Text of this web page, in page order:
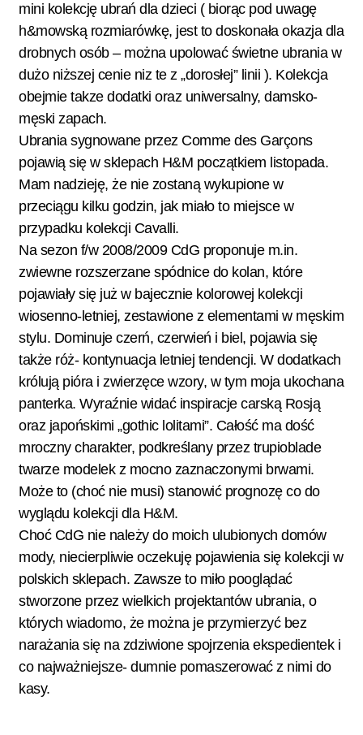
mini kolekcję ubrań dla dzieci ( biorąc pod uwagę
h&mowską rozmiarówkę, jest to doskonała okazja dla
drobnych osób – można upolować świetne ubrania w
dużo niższej cenie niz te z „dorosłej” linii ). Kolekcja
obejmie takze dodatki oraz uniwersalny, damsko-
męski zapach.
Ubrania sygnowane przez Comme des Garçons
pojawią się w sklepach H&M początkiem listopada.
Mam nadzieję, że nie zostaną wykupione w
przeciągu kilku godzin, jak miało to miejsce w
przypadku kolekcji Cavalli.
Na sezon f/w 2008/2009 CdG proponuje m.in.
zwiewne rozszerzane spódnice do kolan, które
pojawiały się już w bajecznie kolorowej kolekcji
wiosenno-letniej, zestawione z elementami w męskim
stylu. Dominuje czerń, czerwień i biel, pojawia się
także róż- kontynuacja letniej tendencji. W dodatkach
królują pióra i zwierzęce wzory, w tym moja ukochana
panterka. Wyraźnie widać inspiracje carską Rosją
oraz japońskimi „gothic lolitami”. Całość ma dość
mroczny charakter, podkreślany przez trupioblade
twarze modelek z mocno zaznaczonymi brwami.
Może to (choć nie musi) stanowić prognozę co do
wyglądu kolekcji dla H&M.
Choć CdG nie należy do moich ulubionych domów
mody, niecierpliwie oczekuję pojawienia się kolekcji w
polskich sklepach. Zawsze to miło pooglądać
stworzone przez wielkich projektantów ubrania, o
których wiadomo, że można je przymierzyć bez
narażania się na zdziwione spojrzenia ekspedientek i
co najważniejsze- dumnie pomaszerować z nimi do
kasy.